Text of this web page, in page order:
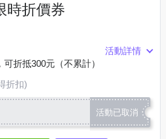
時折價券
折抵300元（不累計）
活動詳情
折扣)
活動已取消